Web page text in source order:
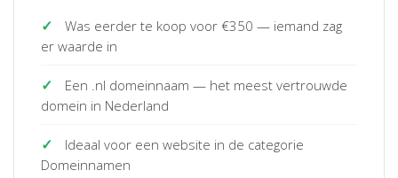
✓
Was eerder te koop voor €350 — iemand zag
er waarde in
✓
Een .nl domeinnaam — het meest vertrouwde
domein in Nederland
✓
Ideaal voor een website in de categorie
Domeinnamen